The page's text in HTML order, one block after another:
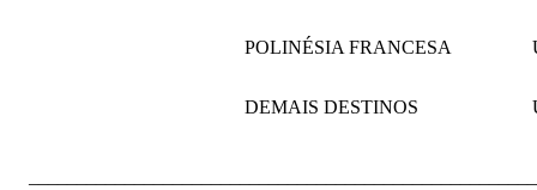
POLINÉSIA FRANCESA
DEMAIS DESTINOS